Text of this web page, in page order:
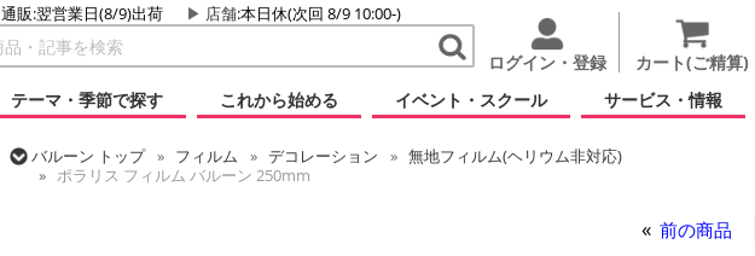
通販:翌営業日(8/9)出荷 店舗:本日休(次回 8/9 10:00-)
ログイン・登録 カート(ご精算)
テーマ・季節で探す
これから始める イベント・スクール サービス・情報
バルーン トップ フィルム デコレーション
無地フィルム(ヘリウム非対応)
ポラリス フィルム バルーン 250mm
前の商品